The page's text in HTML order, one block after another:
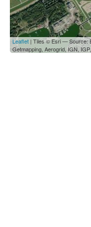
Leaflet | Tiles © Esri — Source:
Getmapping, Aerogrid, IGN,